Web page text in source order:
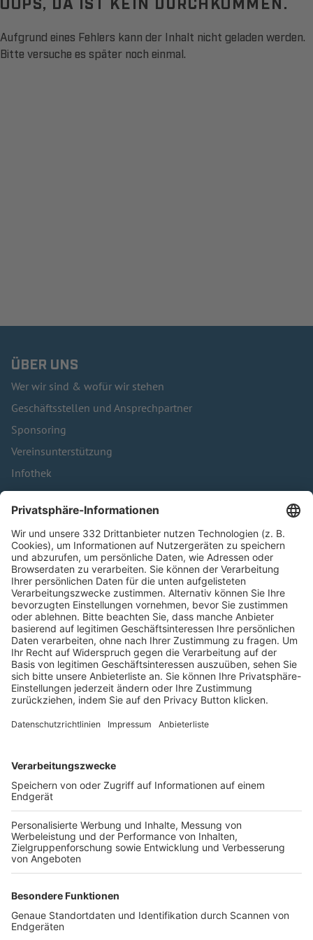
Aufgrund eines Fehlers kann der Inhalt nicht geladen werden.
Bitte versuche es später noch einmal.
ÜBER UNS
Wer wir sind & wofür wir stehen
Geschäftsstellen und Ansprechpartner
Sponsoring
Vereinsunterstützung
Infothek
Kontakt
HÄUFIG BESUCHTE SEITEN
Pässe und Vereinswechsel
Trainerausbildung
Schulungsangebot Vereinsmitarbeiter
BFV-Geschäftsstellen
Trainerbörse
Login SpielPlus
FOLGE DEM BFV
TOP-VEREINE
TOP-PARTNER